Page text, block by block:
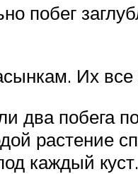
побег
Их все
два побега
растение
каждый куст.